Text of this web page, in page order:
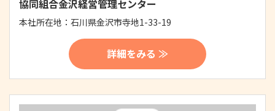
協同組合金沢経営管理センター
本社所在地： 石川県金沢市寺地1-33-19
詳細をみる ≫